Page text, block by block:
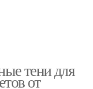
тени для
от